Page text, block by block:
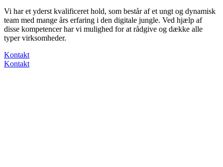
Vi har et yderst kvalificeret hold, som består af et ungt og dynamisk
team med mange års erfaring i den digitale jungle. Ved hjælp af
disse kompetencer har vi mulighed for at rådgive og dække alle
typer virksomheder.
Kontakt
Kontakt